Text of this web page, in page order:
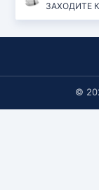
ЗАХОДИТЕ
©